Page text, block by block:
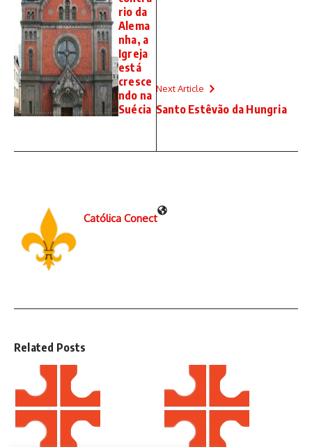
rio da
Alema
nha, a
Igreja
está
cresce
ndo na
Suécia
Next Article
Santo Estêvão da Hungria
Católica Conect
Related Posts